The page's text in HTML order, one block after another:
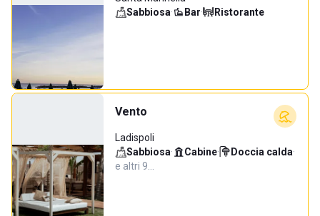
Sabbiosa· Bar· Ristorante
Vento
Ladispoli
Sabbiosa· Cabine· Doccia calda·
e altri 9…